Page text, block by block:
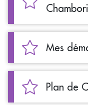
Mes
Plan de